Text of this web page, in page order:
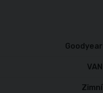
Goodyear
VAN
Zimní